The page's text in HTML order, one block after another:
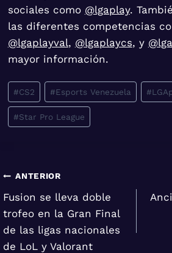
sociales como @lgaplay.
las diferentes competencias
@lgaplayval, @lgaplaycs, y
mayor información.
Etiquetas
de
la
#CS2 #Esports Venezuela #
#Star Pro League
Navegación
de
entradas
ANTERIOR
Fusion se lleva doble
trofeo en la Gran Final
de las ligas nacionales
de LoL y Valorant